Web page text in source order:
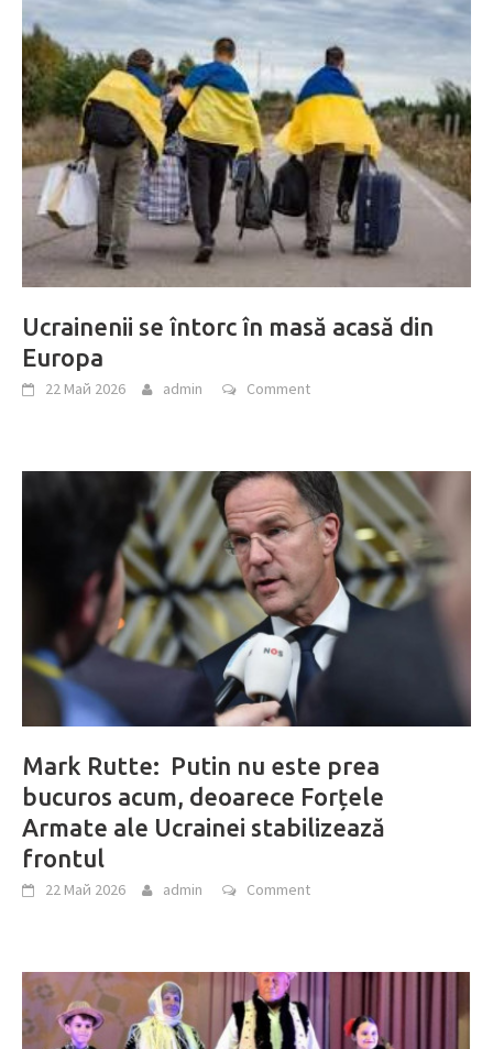
Ucrainenii se întorc în masă acasă din
Europa
22 Май 2026 admin Comment
Mark Rutte: Putin nu este prea
bucuros acum, deoarece Forțele
Armate ale Ucrainei stabilizează
frontul
22 Май 2026 admin Comment